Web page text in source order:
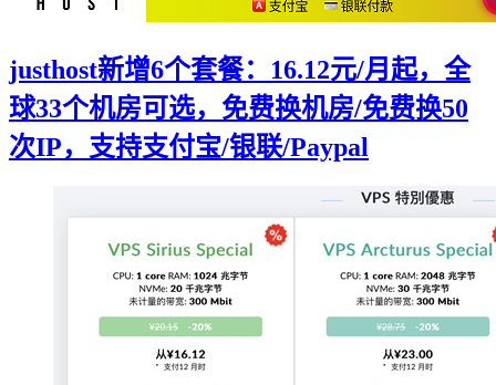
justhost新增6个套餐：16.12元/月起，全
球33个机房可选，免费换机房/免费换50
次IP，支持支付宝/银联/Paypal